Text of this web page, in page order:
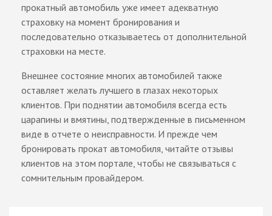
прокатный автомобиль уже имеет адекватную
страховку на момент бронирования и
последовательно отказываетесь от дополнительной
страховки на месте.
Внешнее состояние многих автомобилей также
оставляет желать лучшего в глазах некоторых
клиентов. При поднятии автомобиля всегда есть
царапины и вмятины, подтвержденные в письменном
виде в отчете о неисправности. И прежде чем
бронировать прокат автомобиля, читайте отзывы
клиентов на этом портале, чтобы не связываться с
сомнительным провайдером.